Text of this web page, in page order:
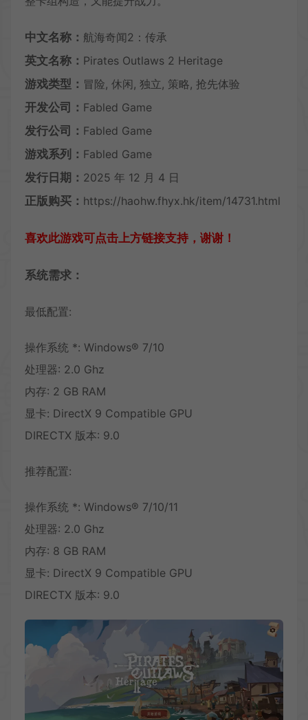
中文名称： 航海奇闻2：传承
英文名称： Pirates Outlaws 2 Heritage
游戏类型： 冒险, 休闲, 独立, 策略, 抢先体验
开发公司： Fabled Game
发行公司： Fabled Game
游戏系列： Fabled Game
发行日期： 2025 年 12 月 4 日
正版购买： https://haohw.fhyx.hk/item/14731.html
喜欢此游戏可点击上方链接支持，谢谢！
系统需求：
最低配置:
操作系统 *: Windows® 7/10
处理器: 2.0 Ghz
内存: 2 GB RAM
显卡: DirectX 9 Compatible GPU
DIRECTX 版本: 9.0
推荐配置:
操作系统 *: Windows® 7/10/11
处理器: 2.0 Ghz
内存: 8 GB RAM
显卡: DirectX 9 Compatible GPU
DIRECTX 版本: 9.0